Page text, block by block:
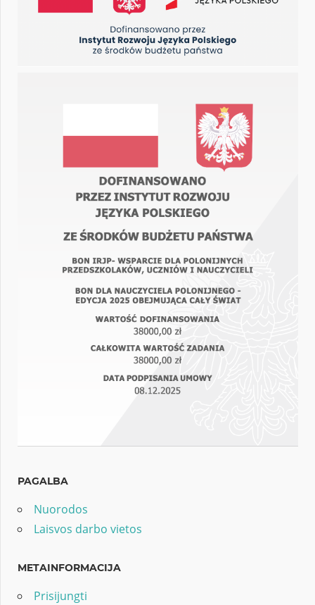
PAGALBA
Nuorodos
Laisvos darbo vietos
METAINFORMACIJA
Prisijungti